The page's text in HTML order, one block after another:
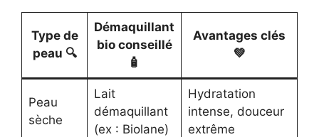
Type de
peau 🔍
Démaquillant
bio conseillé
🧴
Avantages clés
💚
Peau
sèche
Lait
démaquillant
(ex : Biolane)
Hydratation
intense, douceur
extrême